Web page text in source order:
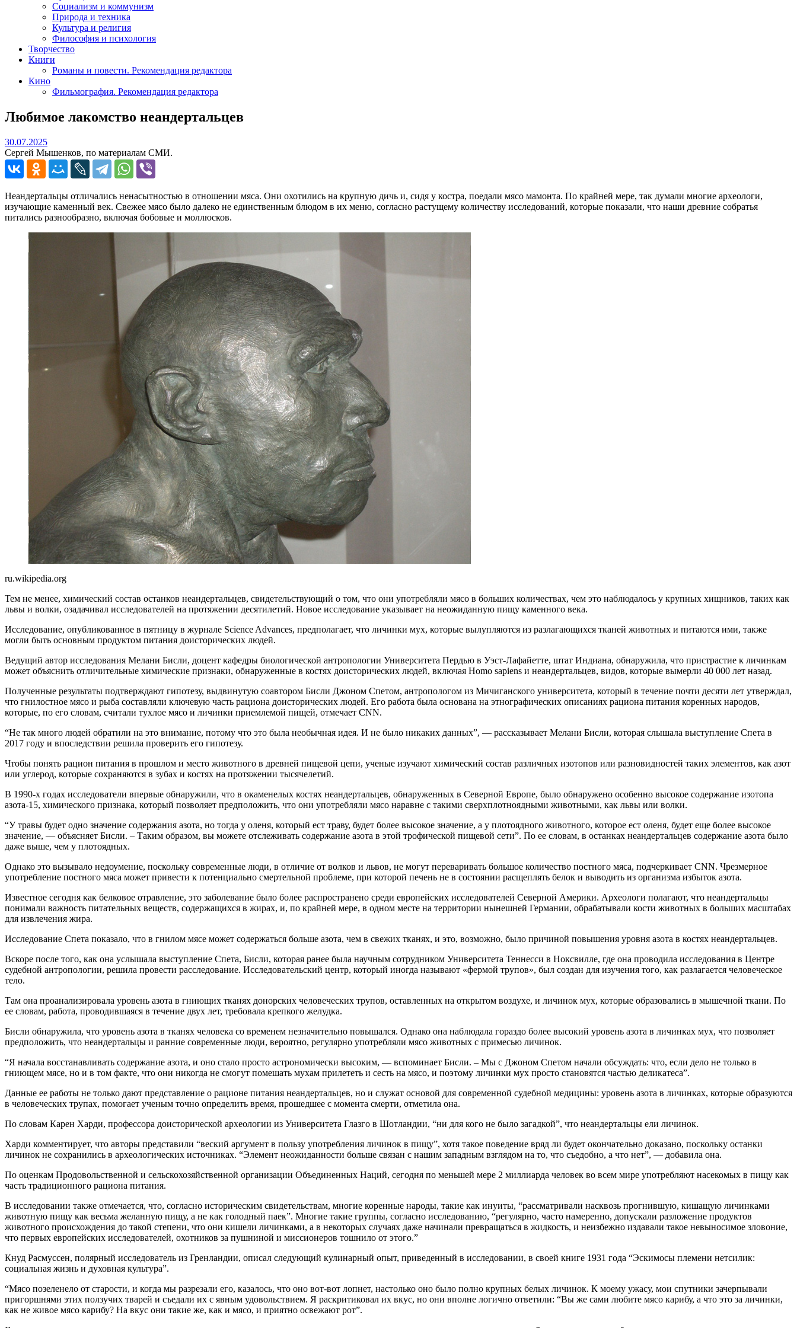
Социализм и коммунизм
Природа и техника
Культура и религия
Философия и психология
Творчество
Книги
Романы и повести. Рекомендация редактора
Кино
Фильмография. Рекомендация редактора
Любимое лакомство неандертальцев
30.07.202530.07.2025
Сергей Мышенков, по материалам СМИ.
Неандертальцы отличались ненасытностью в отношении мяса. Они охотились на крупную дичь и, сидя у костра, поедали мясо мамонта. По крайней мере, так думали многие археологи,
изучающие каменный век. Свежее мясо было далеко не единственным блюдом в их меню, согласно растущему количеству исследований, которые показали, что наши древние собратья
питались разнообразно, включая бобовые и моллюсков.
ru.wikipedia.org
Тем не менее, химический состав останков неандертальцев, свидетельствующий о том, что они употребляли мясо в больших количествах, чем это наблюдалось у крупных хищников, таких как
львы и волки, озадачивал исследователей на протяжении десятилетий. Новое исследование указывает на неожиданную пищу каменного века.
Исследование, опубликованное в пятницу в журнале Science Advances, предполагает, что личинки мух, которые вылупляются из разлагающихся тканей животных и питаются ими, также
могли быть основным продуктом питания доисторических людей.
Ведущий автор исследования Мелани Бисли, доцент кафедры биологической антропологии Университета Пердью в Уэст-Лафайетте, штат Индиана, обнаружила, что пристрастие к личинкам
может объяснить отличительные химические признаки, обнаруженные в костях доисторических людей, включая Homo sapiens и неандертальцев, видов, которые вымерли 40 000 лет назад.
Полученные результаты подтверждают гипотезу, выдвинутую соавтором Бисли Джоном Спетом, антропологом из Мичиганского университета, который в течение почти десяти лет утверждал,
что гнилостное мясо и рыба составляли ключевую часть рациона доисторических людей. Его работа была основана на этнографических описаниях рациона питания коренных народов,
которые, по его словам, считали тухлое мясо и личинки приемлемой пищей, отмечает CNN.
“Не так много людей обратили на это внимание, потому что это была необычная идея. И не было никаких данных”, — рассказывает Мелани Бисли, которая слышала выступление Спета в
2017 году и впоследствии решила проверить его гипотезу.
Чтобы понять рацион питания в прошлом и место животного в древней пищевой цепи, ученые изучают химический состав различных изотопов или разновидностей таких элементов, как азот
или углерод, которые сохраняются в зубах и костях на протяжении тысячелетий.
В 1990-х годах исследователи впервые обнаружили, что в окаменелых костях неандертальцев, обнаруженных в Северной Европе, было обнаружено особенно высокое содержание изотопа
азота-15, химического признака, который позволяет предположить, что они употребляли мясо наравне с такими сверхплотноядными животными, как львы или волки.
“У травы будет одно значение содержания азота, но тогда у оленя, который ест траву, будет более высокое значение, а у плотоядного животного, которое ест оленя, будет еще более высокое
значение, — объясняет Бисли. – Таким образом, вы можете отслеживать содержание азота в этой трофической пищевой сети”. По ее словам, в останках неандертальцев содержание азота было
даже выше, чем у плотоядных.
Однако это вызывало недоумение, поскольку современные люди, в отличие от волков и львов, не могут переваривать большое количество постного мяса, подчеркивает CNN. Чрезмерное
употребление постного мяса может привести к потенциально смертельной проблеме, при которой печень не в состоянии расщеплять белок и выводить из организма избыток азота.
Известное сегодня как белковое отравление, это заболевание было более распространено среди европейских исследователей Северной Америки. Археологи полагают, что неандертальцы
понимали важность питательных веществ, содержащихся в жирах, и, по крайней мере, в одном месте на территории нынешней Германии, обрабатывали кости животных в больших масштабах
для извлечения жира.
Исследование Спета показало, что в гнилом мясе может содержаться больше азота, чем в свежих тканях, и это, возможно, было причиной повышения уровня азота в костях неандертальцев.
Вскоре после того, как она услышала выступление Спета, Бисли, которая ранее была научным сотрудником Университета Теннесси в Ноксвилле, где она проводила исследования в Центре
судебной антропологии, решила провести расследование. Исследовательский центр, который иногда называют «фермой трупов», был создан для изучения того, как разлагается человеческое
тело.
Там она проанализировала уровень азота в гниющих тканях донорских человеческих трупов, оставленных на открытом воздухе, и личинок мух, которые образовались в мышечной ткани. По
ее словам, работа, проводившаяся в течение двух лет, требовала крепкого желудка.
Бисли обнаружила, что уровень азота в тканях человека со временем незначительно повышался. Однако она наблюдала гораздо более высокий уровень азота в личинках мух, что позволяет
предположить, что неандертальцы и ранние современные люди, вероятно, регулярно употребляли мясо животных с примесью личинок.
“Я начала восстанавливать содержание азота, и оно стало просто астрономически высоким, — вспоминает Бисли. – Мы с Джоном Спетом начали обсуждать: что, если дело не только в
гниющем мясе, но и в том факте, что они никогда не смогут помешать мухам прилететь и сесть на мясо, и поэтому личинки мух просто становятся частью деликатеса”.
Данные ее работы не только дают представление о рационе питания неандертальцев, но и служат основой для современной судебной медицины: уровень азота в личинках, которые образуются
в человеческих трупах, помогает ученым точно определить время, прошедшее с момента смерти, отметила она.
По словам Карен Харди, профессора доисторической археологии из Университета Глазго в Шотландии, “ни для кого не было загадкой”, что неандертальцы ели личинок.
Харди комментирует, что авторы представили “веский аргумент в пользу употребления личинок в пищу”, хотя такое поведение вряд ли будет окончательно доказано, поскольку останки
личинок не сохранились в археологических источниках. “Элемент неожиданности больше связан с нашим западным взглядом на то, что съедобно, а что нет”, — добавила она.
По оценкам Продовольственной и сельскохозяйственной организации Объединенных Наций, сегодня по меньшей мере 2 миллиарда человек во всем мире употребляют насекомых в пищу как
часть традиционного рациона питания.
В исследовании также отмечается, что, согласно историческим свидетельствам, многие коренные народы, такие как инуиты, “рассматривали насквозь прогнившую, кишащую личинками
животную пищу как весьма желанную пищу, а не как голодный паек”. Многие такие группы, согласно исследованию, “регулярно, часто намеренно, допускали разложение продуктов
животного происхождения до такой степени, что они кишели личинками, а в некоторых случаях даже начинали превращаться в жидкость, и неизбежно издавали такое невыносимое зловоние,
что первых европейских исследователей, охотников за пушниной и миссионеров тошнило от этого.”
Кнуд Расмуссен, полярный исследователь из Гренландии, описал следующий кулинарный опыт, приведенный в исследовании, в своей книге 1931 года “Эскимосы племени нетсилик:
социальная жизнь и духовная культура”.
“Мясо позеленело от старости, и когда мы разрезали его, казалось, что оно вот-вот лопнет, настолько оно было полно крупных белых личинок. К моему ужасу, мои спутники зачерпывали
пригоршнями этих ползучих тварей и съедали их с явным удовольствием. Я раскритиковал их вкус, но они вполне логично ответили: “Вы же сами любите мясо карибу, а что это за личинки,
как не живое мясо карибу? На вкус они такие же, как и мясо, и приятно освежают рот”.